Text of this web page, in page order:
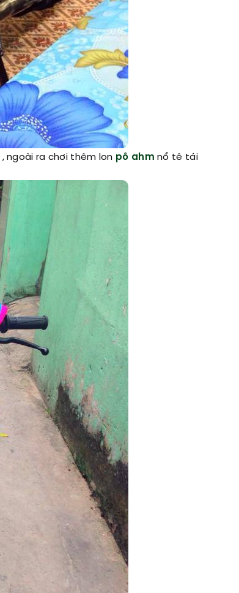
, ngoài ra chơi thêm lon pô ahm nổ tê tái